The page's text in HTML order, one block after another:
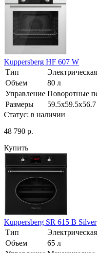
Kuppersberg HF 607 W
Тип
Электрическая
Объем
80 л
Управление Поворотные
Размеры
Статус: в наличии
48 790 р.
Купить
Kuppersberg SR 615 B Silver
Тип
Электрическая
Объем
65 л